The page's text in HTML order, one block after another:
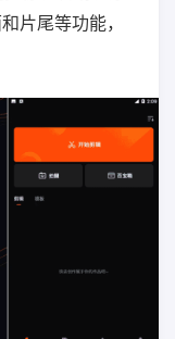
片尾等功能，